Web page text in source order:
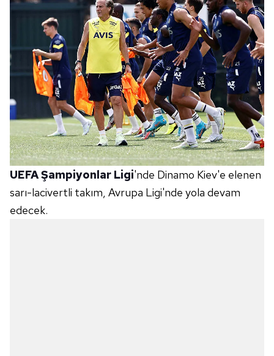
UEFA Şampiyonlar Ligi'nde Dinamo Kiev'e elenen
sarı-lacivertli takım, Avrupa Ligi'nde yola devam
edecek.